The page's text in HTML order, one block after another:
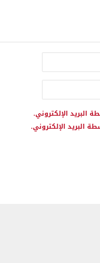
البريد الإلكتروني.
البريد الإلكتروني.